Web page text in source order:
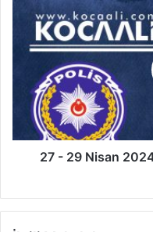
Nisan
Sakarya
Emniyet
Asayiş
Raporu27 - 29 Nisan